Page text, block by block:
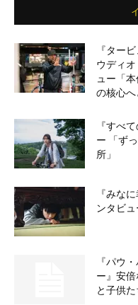
『ター
ウディ
ュー「
の核心へ
『すべ
ー 「ず
所」
『みな
ンタビ
『パウ
ー』安
と子供た